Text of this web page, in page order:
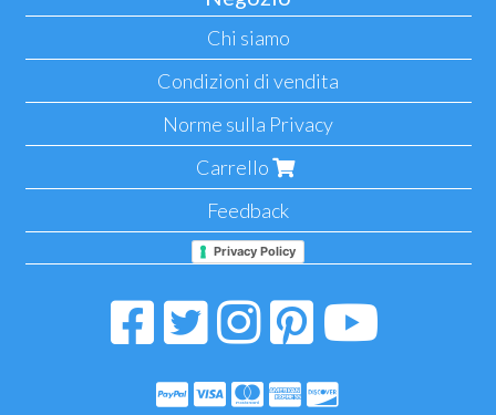
Chi siamo
Condizioni di vendita
Norme sulla Privacy
Carrello
Feedback
Privacy Policy